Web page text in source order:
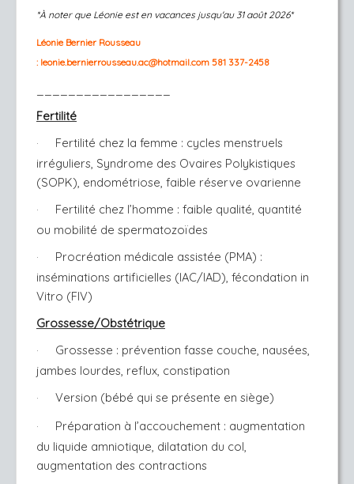
*À noter que Léonie est en vacances jusqu'au 31 août 2026*
Léonie Bernier Rousseau
: leonie.bernierrousseau.ac@hotmail.com 581 337-2458
Fertilité
·
Fertilité chez la femme : cycles menstruels
irréguliers, Syndrome des Ovaires Polykistiques
(SOPK), endométriose, faible réserve ovarienne
·
Fertilité chez l’homme : faible qualité, quantité
ou mobilité de spermatozoïdes
·
Procréation médicale assistée (PMA) :
inséminations artificielles (IAC/IAD), fécondation in
Vitro (FIV)
Grossesse/Obstétrique
·
Grossesse : prévention fasse couche, nausées,
jambes lourdes, reflux, constipation
· Version (bébé qui se présente en siège)
·
Préparation à l’accouchement : augmentation
du liquide amniotique, dilatation du col,
augmentation des contractions